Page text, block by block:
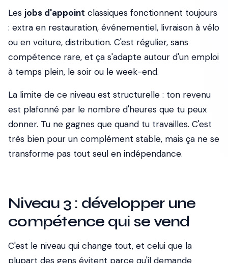
Les jobs d'appoint classiques fonctionnent toujours
: extra en restauration, événementiel, livraison à vélo
ou en voiture, distribution. C'est régulier, sans
compétence rare, et ça s'adapte autour d'un emploi
à temps plein, le soir ou le week-end.
La limite de ce niveau est structurelle : ton revenu
est plafonné par le nombre d'heures que tu peux
donner. Tu ne gagnes que quand tu travailles. C'est
très bien pour un complément stable, mais ça ne se
transforme pas tout seul en indépendance.
Niveau 3 : développer une
compétence qui se vend
C'est le niveau qui change tout, et celui que la
plupart des gens évitent parce qu'il demande